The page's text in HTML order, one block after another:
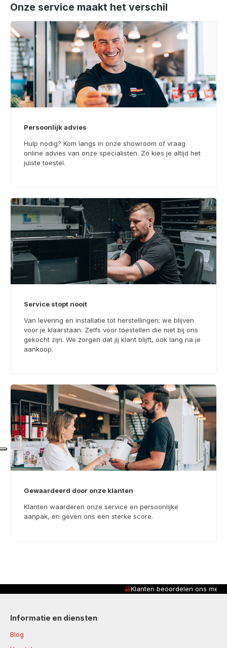
Onze service maakt het verschil
Persoonlijk advies
Hulp nodig? Kom langs in onze showroom of vraag
online advies van onze specialisten. Zo kies je altijd het
juiste toestel.
Service stopt nooit
Van levering en installatie tot herstellingen: we blijven
voor je klaarstaan. Zelfs voor toestellen die niet bij ons
gekocht zijn. We zorgen dat jij klant blijft, ook lang na je
aankoop.
Gewaardeerd door onze klanten
Klanten waarderen onze service en persoonlijke
aanpak, en geven ons een sterke score.
Klanten beoordelen ons met4,8/5
Informatie en diensten
Blog